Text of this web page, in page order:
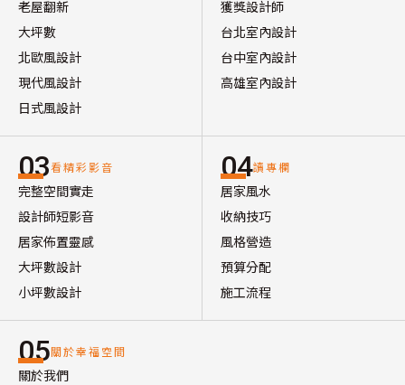
老屋翻新
大坪數
北歐風設計
現代風設計
日式風設計
獲獎設計師
台北室內設計
台中室內設計
高雄室內設計
03看精彩影音
完整空間實走
設計師短影音
居家佈置靈感
大坪數設計
小坪數設計
04讀專欄
居家風水
收納技巧
風格營造
預算分配
施工流程
05關於幸福空間
關於我們